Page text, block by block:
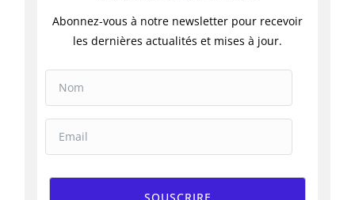
Abonnez-vous à notre newsletter pour recevoir
les dernières actualités et mises à jour.